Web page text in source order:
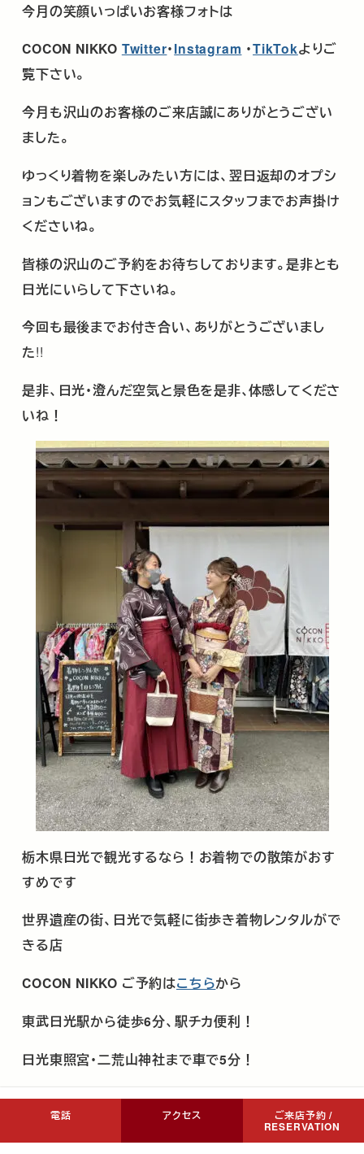
今月の笑顔いっぱいお客様フォトは
COCON NIKKO Twitter･Instagram ・TikTokよりご
覧下さい。
今月も沢山のお客様のご来店誠にありがとうござい
ました。
ゆっくり着物を楽しみたい方には、翌日返却のオプシ
ョンもございますのでお気軽にスタッフまでお声掛け
くださいね。
皆様の沢山のご予約をお待ちしております。是非とも
日光にいらして下さいね。
今回も最後までお付き合い、ありがとうございまし
た!!
是非、日光・澄んだ空気と景色を是非､体感してくださ
いね！
栃木県日光で観光するなら！お着物での散策がおす
すめです
世界遺産の街、日光で気軽に街歩き着物レンタルがで
きる店
COCON NIKKO ご予約はこちらから
東武日光駅から徒歩6分、駅チカ便利！
日光東照宮･二荒山神社まで車で5分！
日光観光･日光着物レンタルで旅の想い出増やしませ
電話 アクセス ご来店予約 /
RESERVATION